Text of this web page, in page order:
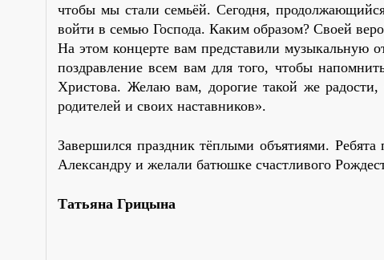
чтобы мы стали семьёй. Сегодня,
войти в семью Господа. Каким образом? Своей
На этом концерте вам представили музыкальную
поздравление всем вам для того, чтобы
Христова. Желаю вам, дорогие такой же
родителей и своих наставников».
Завершился праздник тёплыми объятиями. Ребята
Александру и желали батюшке счастливого
Татьяна Грицына